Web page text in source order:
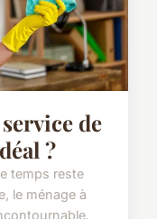
de
?
temps reste
le ménage à